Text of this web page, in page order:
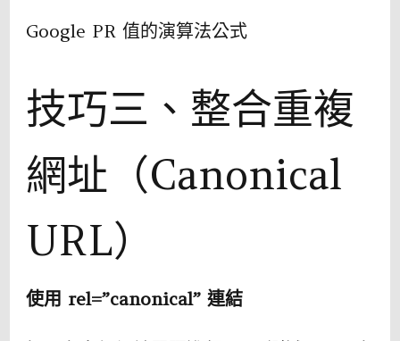
Google PR 值的演算法公式
技巧三、整合重複
網址（Canonical
URL）
使用 rel=”canonical” 連結